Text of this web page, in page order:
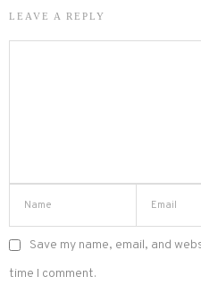
LEAVE A REPLY
Save my name, email, and
time I comment.